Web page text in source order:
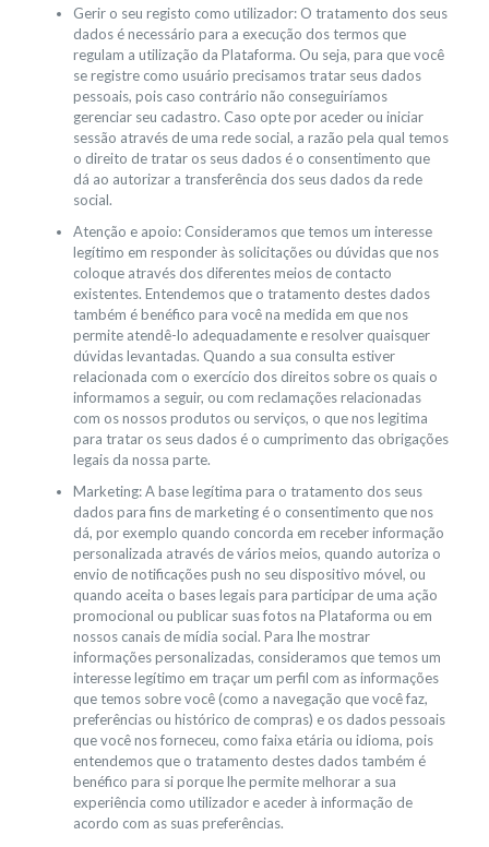
Gerir o seu registo como utilizador: O tratamento dos seus
dados é necessário para a execução dos termos que
regulam a utilização da Plataforma. Ou seja, para que você
se registre como usuário precisamos tratar seus dados
pessoais, pois caso contrário não conseguiríamos
gerenciar seu cadastro. Caso opte por aceder ou iniciar
sessão através de uma rede social, a razão pela qual temos
o direito de tratar os seus dados é o consentimento que
dá ao autorizar a transferência dos seus dados da rede
social.
Atenção e apoio: Consideramos que temos um interesse
legítimo em responder às solicitações ou dúvidas que nos
coloque através dos diferentes meios de contacto
existentes. Entendemos que o tratamento destes dados
também é benéfico para você na medida em que nos
permite atendê-lo adequadamente e resolver quaisquer
dúvidas levantadas. Quando a sua consulta estiver
relacionada com o exercício dos direitos sobre os quais o
informamos a seguir, ou com reclamações relacionadas
com os nossos produtos ou serviços, o que nos legitima
para tratar os seus dados é o cumprimento das obrigações
legais da nossa parte.
Marketing: A base legítima para o tratamento dos seus
dados para fins de marketing é o consentimento que nos
dá, por exemplo quando concorda em receber informação
personalizada através de vários meios, quando autoriza o
envio de notificações push no seu dispositivo móvel, ou
quando aceita o bases legais para participar de uma ação
promocional ou publicar suas fotos na Plataforma ou em
nossos canais de mídia social. Para lhe mostrar
informações personalizadas, consideramos que temos um
interesse legítimo em traçar um perfil com as informações
que temos sobre você (como a navegação que você faz,
preferências ou histórico de compras) e os dados pessoais
que você nos forneceu, como faixa etária ou idioma, pois
entendemos que o tratamento destes dados também é
benéfico para si porque lhe permite melhorar a sua
experiência como utilizador e aceder à informação de
acordo com as suas preferências.